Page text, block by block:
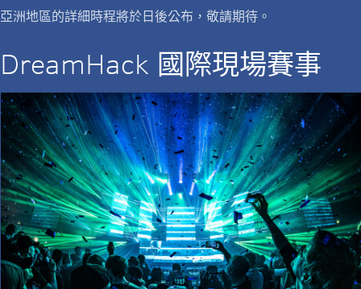
亞洲地區的詳細時程將於日後公布，敬請期待。
DreamHack 國際現場賽事